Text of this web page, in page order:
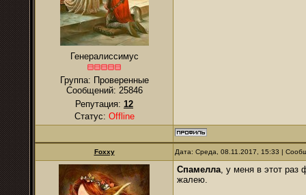
Генералиссимус
Группа: Проверенные
Сообщений: 25846
Репутация: 12
Статус: Offline
Foxxy Дата: Среда, 08.11.2017, 15:33 |
Спамелла, у меня в этот раз
жалею.